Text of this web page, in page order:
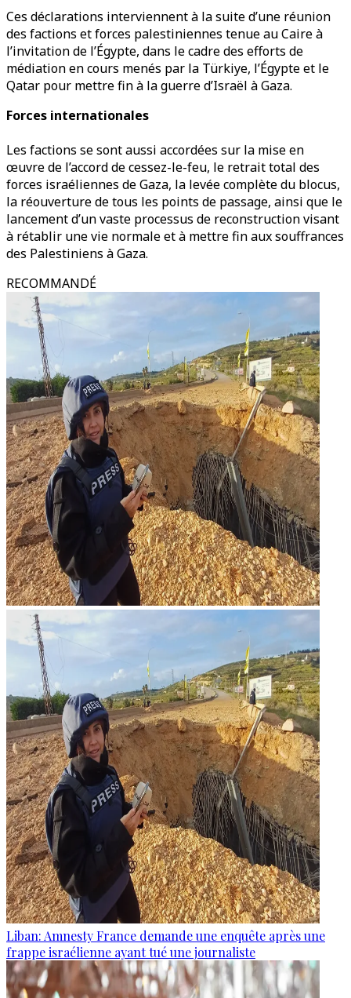
Ces déclarations interviennent à la suite d’une réunion
des factions et forces palestiniennes tenue au Caire à
l’invitation de l’Égypte, dans le cadre des efforts de
médiation en cours menés par la Türkiye, l’Égypte et le
Qatar pour mettre fin à la guerre d’Israël à Gaza.
Forces internationales
Les factions se sont aussi accordées sur la mise en
œuvre de l’accord de cessez-le-feu, le retrait total des
forces israéliennes de Gaza, la levée complète du blocus,
la réouverture de tous les points de passage, ainsi que le
lancement d’un vaste processus de reconstruction visant
à rétablir une vie normale et à mettre fin aux souffrances
des Palestiniens à Gaza.
RECOMMANDÉ
Liban: Amnesty France demande une enquête après une
frappe israélienne ayant tué une journaliste